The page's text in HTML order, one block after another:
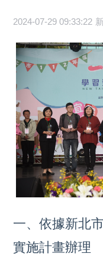
2024-07-29 09:33:22
一、依據新北
實施計畫辦理